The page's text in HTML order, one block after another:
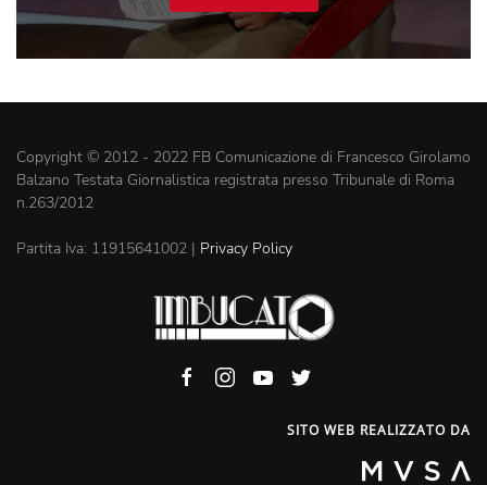
Copyright © 2012 - 2022 FB Comunicazione di Francesco Girolamo
Balzano Testata Giornalistica registrata presso Tribunale di Roma
n.263/2012
Partita Iva: 11915641002 | Privacy Policy
SITO WEB REALIZZATO DA